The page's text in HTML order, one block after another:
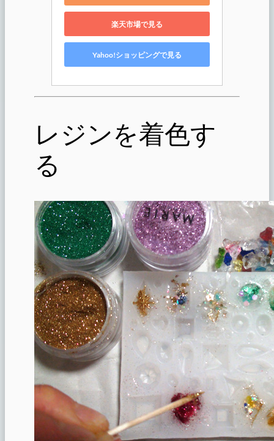
楽天市場で見る
Yahoo!ショッピングで見る
レジンを着色す
る